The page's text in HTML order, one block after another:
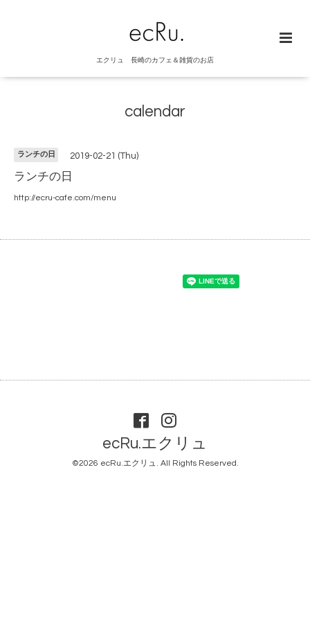
エクリュ 長崎のカフェ＆雑貨のお店
calendar
ランチの日 2019-02-21 (Thu)
ランチの日
http://ecru-cafe.com/menu
ecRu.エクリュ
©2026 ecRu.エクリュ. All Rights Reserved.